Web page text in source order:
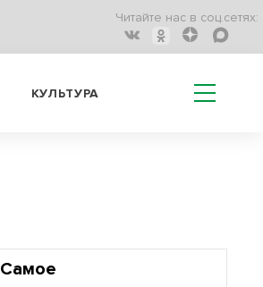
Читайте нас в соц.сетях:
КУЛЬТУРА
Самое